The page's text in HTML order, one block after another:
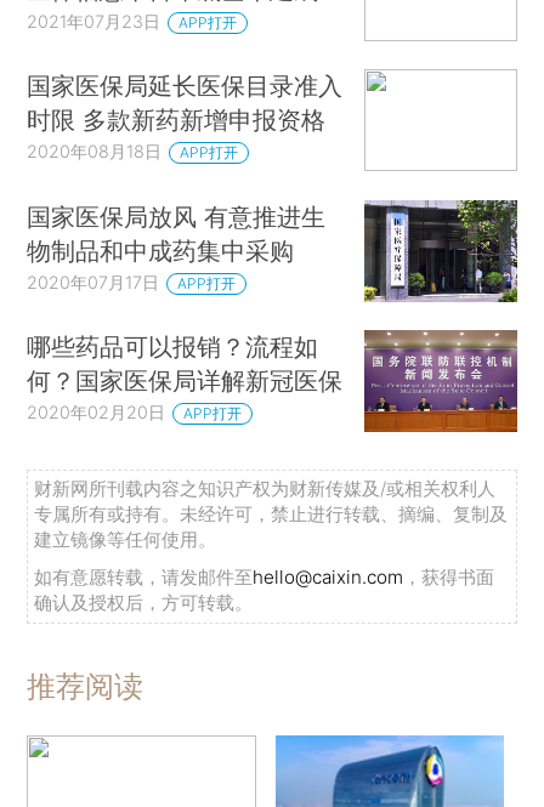
2021年07月23日 APP打开
国家医保局延长医保目录准入
时限 多款新药新增申报资格
2020年08月18日 APP打开
国家医保局放风 有意推进生
物制品和中成药集中采购
2020年07月17日 APP打开
哪些药品可以报销？流程如
何？国家医保局详解新冠医保
2020年02月20日 APP打开
财新网所刊载内容之知识产权为财新传媒及/或相关权利人
专属所有或持有。未经许可，禁止进行转载、摘编、复制及
建立镜像等任何使用。
如有意愿转载，请发邮件至hello@caixin.com ，获得书面
确认及授权后，方可转载。
推荐阅读